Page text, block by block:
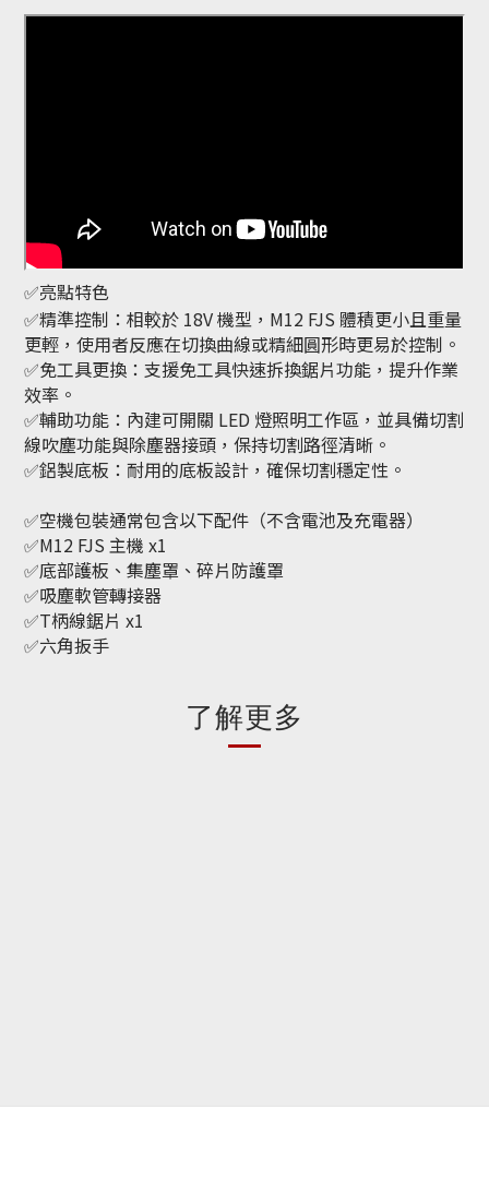
✅亮點特色
✅精準控制 ：相較於 18V 機型，M12 FJS 體積更小且重量
更輕，使用者反應在切換曲線或精細圓形時更易於控制。
✅免工具更換 ：支援免工具快速拆換鋸片功能，提升作業
效率。
✅輔助功能 ：內建可開關 LED 燈照明工作區，並具備切割
線吹塵功能與除塵器接頭 ，保持切割路徑清晰。
✅鋁製底板 ：耐用的底板設計，確保切割穩定性。
✅空機包裝通常包含以下配件（不含電池及充電器）
✅M12 FJS 主機 x1
✅底部護板、集塵罩、碎片防護罩
✅吸塵軟管轉接器
✅T柄線鋸片 x1
✅六角扳手
了解更多